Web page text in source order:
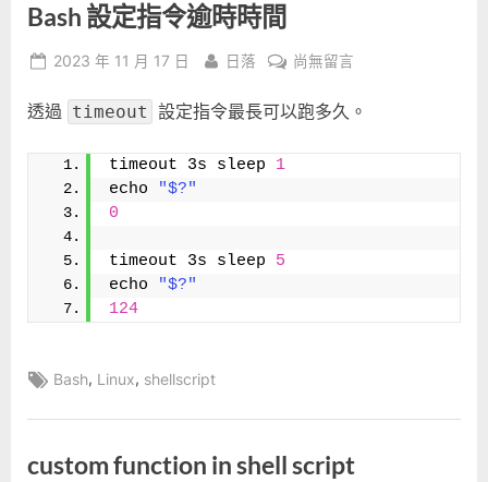
Bash 設定指令逾時時間
Posted
2023 年 11 月 17 日 By
日落
在
設
指
尚無留言
透過 timeout 設定指令最長可以跑多久。
timeout 3s sleep 1
echo
"$?"
0
timeout 3s sleep 5
echo
"$?"
124
Tags:
Bash, Linux, shellscript
custom function in shell script